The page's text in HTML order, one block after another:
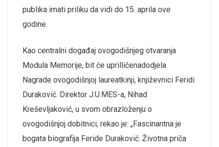
publika imati priliku da vidi do 15. aprila ove
godine.
Kao centralni događaj ovogodišnjeg otvaranja
Modula Memorije, bit će uprilličenadodjela
Nagrade ovogodišnjoj laureatkinji, književnici Feridi
Duraković. Direktor J.U.MES-a, Nihad
Kreševljaković, u svom obrazloženju o
ovogodišnjoj dobitnici, rekao je: „Fascinantna je
bogata biografija Feride Duraković. Životna priča